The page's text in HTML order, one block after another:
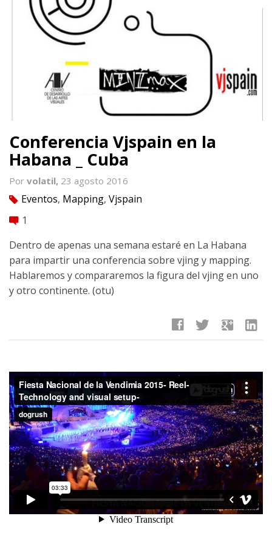
Conferencia Vjspain en la
Habana _ Cuba
Por volatil, 23 agosto 2016
tag Eventos, Mapping, Vjspain
comment 1
Dentro de apenas una semana estaré en La Habana
para impartir una conferencia sobre vjing y mapping.
Hablaremos y compararemos la figura del vjing en uno
y otro continente. (otu)
facebook twitter google linkedin